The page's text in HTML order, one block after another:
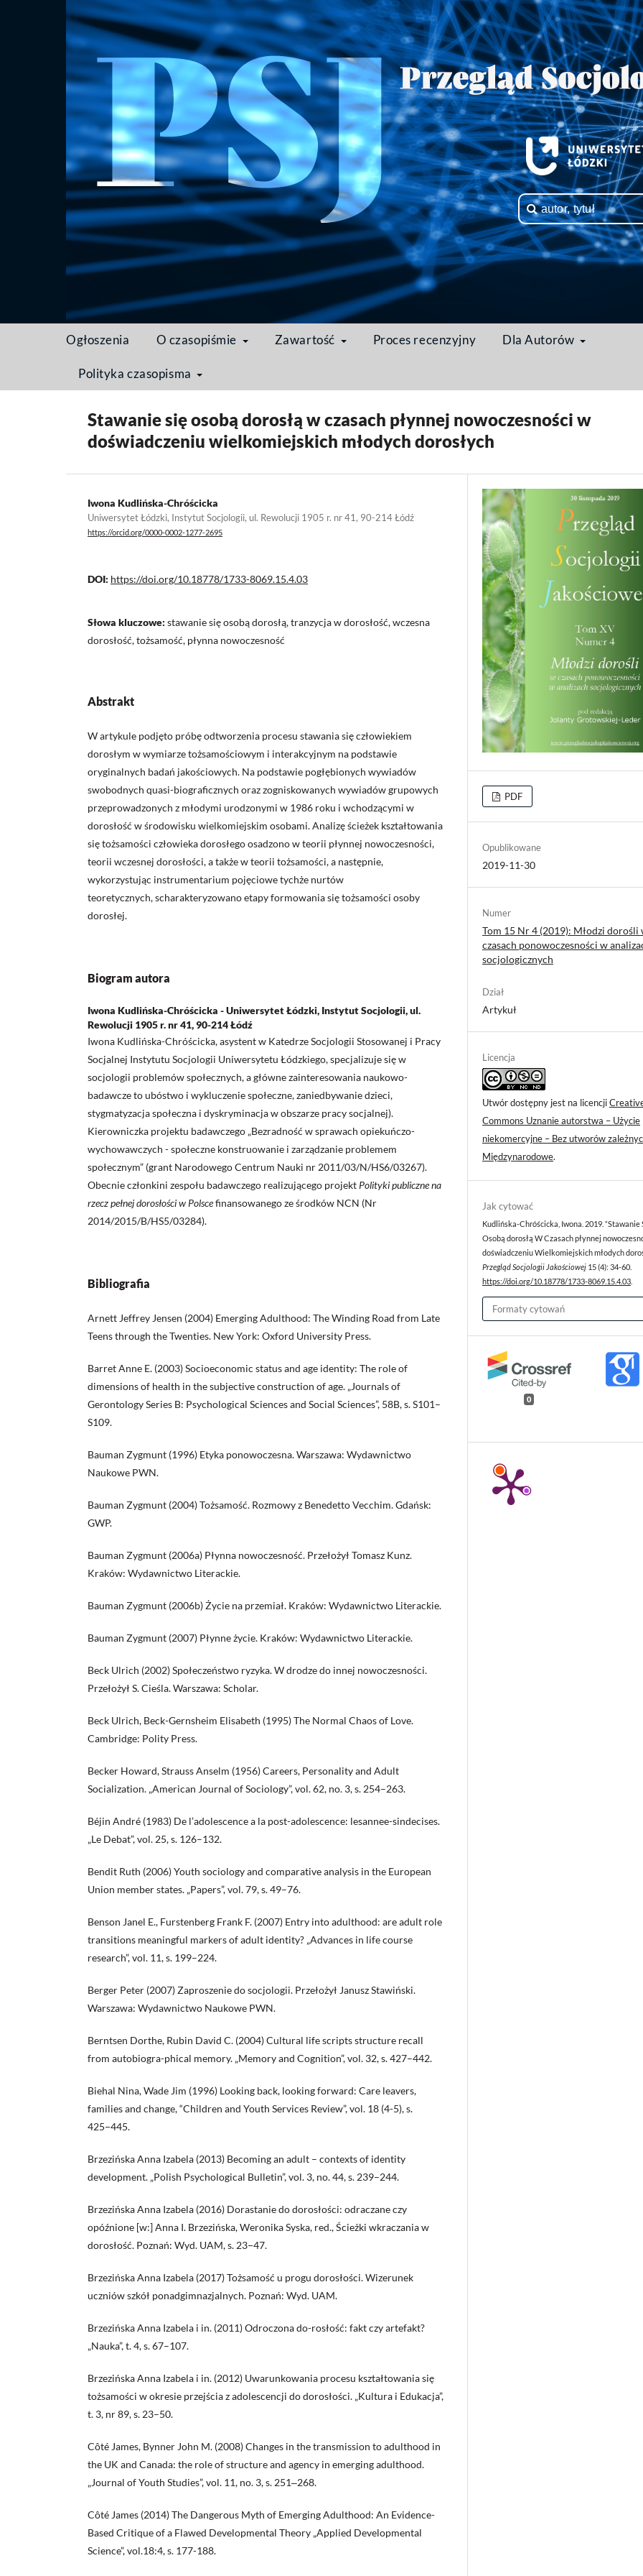
Ogłoszenia O czasopiśmie Zawartość Proces recenzyjny Dla Autorów
Polityka czasopisma
Strona domowa / Archiwum
Stawanie się osobą dorosłą w czasach płynnej nowoczesności w
doświadczeniu wielkomiejskich młodych dorosłych
Iwona Kudlińska-Chróścicka
Uniwersytet Łódzki, Instytut Socjologii, ul. Rewolucji 1905 r. nr 41, 90-214 Łódź
https://orcid.org/0000-0002-1277-2695
DOI: https://doi.org/10.18778/1733-8069.15.4.03
Słowa kluczowe: stawanie się osobą dorosłą, tranzycja w dorosłość, wczesna
dorosłość, tożsamość, płynna nowoczesność
Abstrakt
W artykule podjęto próbę odtworzenia procesu stawania się człowiekiem
dorosłym w wymiarze tożsamościowym i interakcyjnym na podstawie
oryginalnych badań jakościowych. Na podstawie pogłębionych wywiadów
swobodnych quasi-biograficznych oraz zogniskowanych wywiadów grupowych
przeprowadzonych z młodymi urodzonymi w 1986 roku i wchodzącymi w
dorosłość w środowisku wielkomiejskim osobami. Analizę ścieżek kształtowania
się tożsamości człowieka dorosłego osadzono w teorii płynnej nowoczesności,
teorii wczesnej dorosłości, a także w teorii tożsamości, a następnie,
wykorzystując instrumentarium pojęciowe tychże nurtów
teoretycznych, scharakteryzowano etapy formowania się tożsamości osoby
dorosłej.
Biogram autora
Iwona Kudlińska-Chróścicka - Uniwersytet Łódzki, Instytut Socjologii, ul.
Rewolucji 1905 r. nr 41, 90-214 Łódź
Iwona Kudlińska-Chróścicka, asystent w Katedrze Socjologii Stosowanej i Pracy
Socjalnej Instytutu Socjologii Uniwersytetu Łódzkiego, specjalizuje się w
socjologii problemów społecznych, a główne zainteresowania naukowo-
badawcze to ubóstwo i wykluczenie społeczne, zaniedbywanie dzieci,
stygmatyzacja społeczna i dyskryminacja w obszarze pracy socjalnej).
Kierowniczka projektu badawczego „Bezradność w sprawach opiekuńczo-
wychowawczych - społeczne konstruowanie i zarządzanie problemem
społecznym” (grant Narodowego Centrum Nauki nr 2011/03/N/HS6/03267).
Obecnie członkini zespołu badawczego realizującego projekt Polityki publiczne na
rzecz pełnej dorosłości w Polscefinansowanego ze środków NCN (Nr
2014/2015/B/HS5/03284).
Bibliografia
Arnett Jeffrey Jensen (2004) Emerging Adulthood: The Winding Road from Late
Teens through the Twenties. New York: Oxford University Press.
Barret Anne E. (2003) Socioeconomic status and age identity: The role of
dimensions of health in the subjective construction of age. „Journals of
Gerontology Series B: Psychological Sciences and Social Sciences”, 58B, s. S101–
S109.
Bauman Zygmunt (1996) Etyka ponowoczesna. Warszawa: Wydawnictwo
Naukowe PWN.
Bauman Zygmunt (2004) Tożsamość. Rozmowy z Benedetto Vecchim. Gdańsk:
GWP.
Bauman Zygmunt (2006a) Płynna nowoczesność. Przełożył Tomasz Kunz.
Kraków: Wydawnictwo Literackie.
Bauman Zygmunt (2006b) Życie na przemiał. Kraków: Wydawnictwo Literackie.
Bauman Zygmunt (2007) Płynne życie. Kraków: Wydawnictwo Literackie.
Beck Ulrich (2002) Społeczeństwo ryzyka. W drodze do innej nowoczesności.
Przełożył S. Cieśla. Warszawa: Scholar.
Beck Ulrich, Beck-Gernsheim Elisabeth (1995) The Normal Chaos of Love.
Cambridge: Polity Press.
Becker Howard, Strauss Anselm (1956) Careers, Personality and Adult
Socialization. „American Journal of Sociology”, vol. 62, no. 3, s. 254–263.
Béjin André (1983) De l’adolescence a la post-adolescence: lesannee-sindecises.
„Le Debat”, vol. 25, s. 126–132.
Bendit Ruth (2006) Youth sociology and comparative analysis in the European
Union member states. „Papers”, vol. 79, s. 49–76.
Benson Janel E., Furstenberg Frank F. (2007) Entry into adulthood: are adult role
transitions meaningful markers of adult identity? „Advances in life course
research”, vol. 11, s. 199–224.
Berger Peter (2007) Zaproszenie do socjologii. Przełożył Janusz Stawiński.
Warszawa: Wydawnictwo Naukowe PWN.
Berntsen Dorthe, Rubin David C. (2004) Cultural life scripts structure recall
from autobiogra-phical memory. „Memory and Cognition”, vol. 32, s. 427–442.
Biehal Nina, Wade Jim (1996) Looking back, looking forward: Care leavers,
families and change, “Children and Youth Services Review”, vol. 18 (4-5), s.
425−445.
Brzezińska Anna Izabela (2013) Becoming an adult – contexts of identity
development. „Polish Psychological Bulletin”, vol. 3, no. 44, s. 239–244.
Brzezińska Anna Izabela (2016) Dorastanie do dorosłości: odraczane czy
opóźnione [w:] Anna I. Brzezińska, Weronika Syska, red., Ścieżki wkraczania w
dorosłość. Poznań: Wyd. UAM, s. 23−47.
Brzezińska Anna Izabela (2017) Tożsamość u progu dorosłości. Wizerunek
uczniów szkół ponadgimnazjalnych. Poznań: Wyd. UAM.
Brzezińska Anna Izabela i in. (2011) Odroczona do-rosłość: fakt czy artefakt?
„Nauka”, t. 4, s. 67–107.
Brzezińska Anna Izabela i in. (2012) Uwarunkowania procesu kształtowania się
tożsamości w okresie przejścia z adolescencji do dorosłości. „Kultura i Edukacja”,
t. 3, nr 89, s. 23–50.
Côté James, Bynner John M. (2008) Changes in the transmission to adulthood in
the UK and Canada: the role of structure and agency in emerging adulthood.
„Journal of Youth Studies”, vol. 11, no. 3, s. 251‒268.
Côté James (2014) The Dangerous Myth of Emerging Adulthood: An Evidence-
Based Critique of a Flawed Developmental Theory „Applied Developmental
Science”, vol.18:4, s. 177-188.
PDF
Opublikowane
2019-11-30
Numer
Tom 15 Nr 4 (2019): Młodzi dorośli
czasach ponowoczesności w
socjologicznych
Dział
Artykuł
Licencja
Utwór dostępny jest na licencji
Commons Uznanie autorstwa – Użycie
niekomercyjne – Bez utworów
Międzynarodowe.
Jak cytować
Kudlińska-Chróścicka, Iwona. 2019. “Stawanie
Osobą dorosłą W Czasach płynnej
doświadczeniu Wielkomiejskich młodych
Przegląd Socjologii Jakościowej 15 (4): 34-60.
https://doi.org/10.18778/1733-8069.15.4.03.
Formaty cytowań
0